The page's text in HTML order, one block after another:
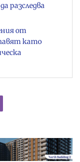
разследва
от
като